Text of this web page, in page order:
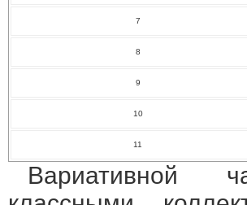
7
8
9
10
11
Вариативной